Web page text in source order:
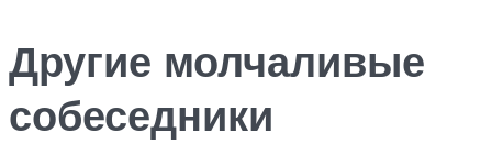
Другие молчаливые
собеседники